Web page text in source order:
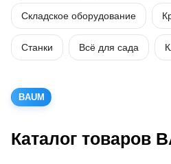
Складское оборудование
Станки Всё для сада
BAUM
Каталог товаров